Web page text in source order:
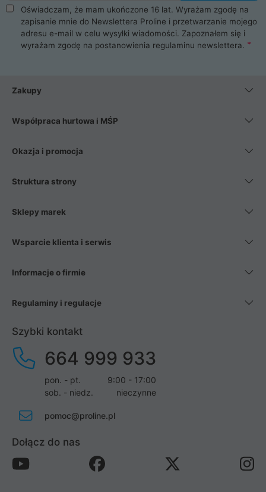
takie jak procesory, karty graficzne, płyty główne, pamięci,
dyski SSD, M.2 oraz HDD. Nasi pracownicy pomogą Ci wybrać
najlepszy zasilacz komputerowy oraz obudowę do komputera.
Poza komputerami mamy również najlepsze na rynku
Smartfony takich producentów jak Xiaomi, Apple, Samsung i
wentylatory. Na koniec mając już to wszystko, możesz
Oświadczam, że mam ukończone 16 lat. Wyrażam zgodę na
zapisanie mnie do Newslettera Proline i przetwarzanie mojego
adresu e-mail w celu wysyłki wiadomości. Zapoznałem się i
wyrażam zgodę na postanowienia regulaminu newslettera.
Zakupy
Współpraca hurtowa i MŚP
Okazja i promocja
Struktura strony
Sklepy marek
Wsparcie klienta i serwis
Informacje o firmie
Regulaminy i regulacje
Szybki kontakt
664 999 933
pon. - pt.
9:00 - 17:00
sob. - niedz.
nieczynne
pomoc@proline.pl
Dołącz do nas